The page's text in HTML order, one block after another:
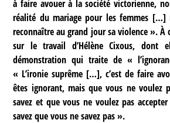
à faire avouer à la société victorienne,
réalité du mariage pour les femmes […]
reconnaître au grand jour sa violence ». À
sur le travail d’Hélène Cixous, dont
démonstration qui traite de «
« L’ironie suprême […], c’est de faire
êtes ignorant, mais que vous ne voulez
savez et que vous ne voulez pas
savez que vous ne savez pas ».